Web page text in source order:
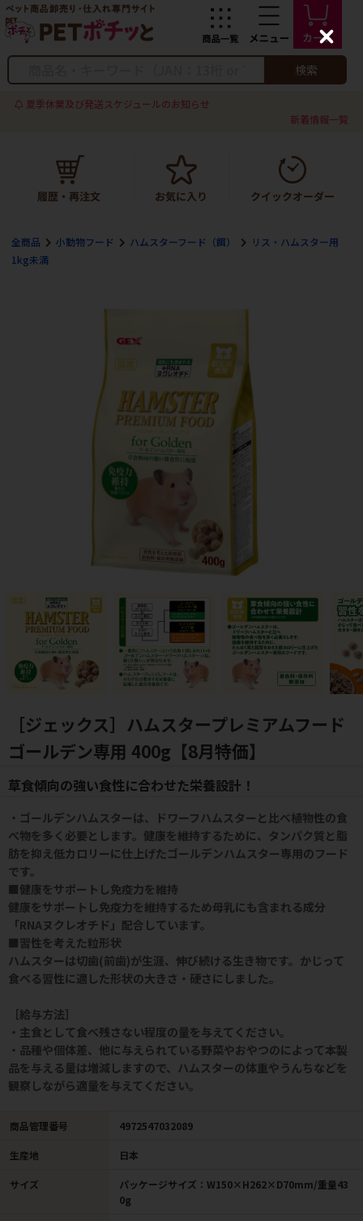
検索
夏季休業及び発送スケジュールのお知らせ
新着情報一覧
全商品 小動物フード ハムスターフード（餌）
リス・ハムスター用
1kg未満
［ジェックス］ハムスタープレミアムフード
ゴールデン専用 400g【8月特価】
草食傾向の強い食性に合わせた栄養設計！
・ゴールデンハムスターは、ドワーフハムスターと比べ植物性の食
べ物を多く必要とします。健康を維持するために、タンパク質と脂
肪を抑え低カロリーに仕上げたゴールデンハムスター専用のフード
です。
■健康をサポートし免疫力を維持
健康をサポートし免疫力を維持するため母乳にも含まれる成分
「RNAヌクレオチド」配合しています。
■習性を考えた粒形状
ハムスターは切歯(前歯)が生涯、伸び続ける生き物です。かじって
食べる習性に適した形状の大きさ・硬さにしました。
［給与方法］
・主食として食べ残さない程度の量を与えてください。
・品種や個体差、他に与えられている野菜やおやつのによって本製
品を与える量は増減しますので、ハムスターの体重やうんちなどを
観察しながら適量を与えてください。
商品管理番号 4972547032089
生産地 日本
サイズ
パッケージサイズ：W150×H262×D70mm/重量43
0g
C
l
s